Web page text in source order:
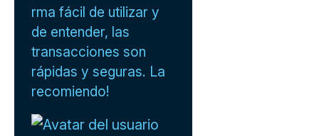
rma fácil de utilizar y
de entender, las
transacciones son
rápidas y seguras. La
recomiendo!